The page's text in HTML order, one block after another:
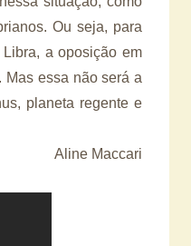
Ou seja, para
a oposição em
Mas essa não será a
planeta regente e
Aline Maccari